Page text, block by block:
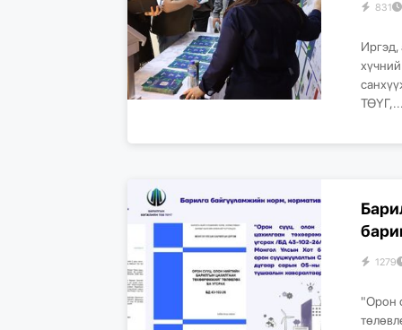
831
Иргэд,
1279
"Орон